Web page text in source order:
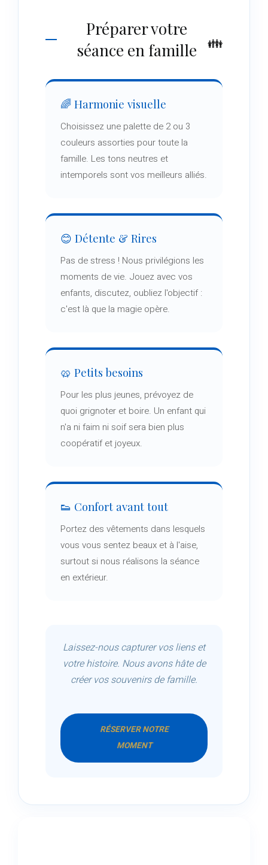
Préparer votre
séance en famille
🌈 Harmonie visuelle
Choisissez une palette de 2 ou 3
couleurs assorties pour toute la
famille. Les tons neutres et
intemporels sont vos meilleurs alliés.
😊 Détente & Rires
Pas de stress ! Nous privilégions les
moments de vie. Jouez avec vos
enfants, discutez, oubliez l'objectif :
c'est là que la magie opère.
🥨 Petits besoins
Pour les plus jeunes, prévoyez de
quoi grignoter et boire. Un enfant qui
n'a ni faim ni soif sera bien plus
coopératif et joyeux.
👟 Confort avant tout
Portez des vêtements dans lesquels
vous vous sentez beaux et à l'aise,
surtout si nous réalisons la séance
en extérieur.
Laissez-nous capturer vos liens et
votre histoire. Nous avons hâte de
créer vos souvenirs de famille.
RÉSERVER NOTRE
MOMENT